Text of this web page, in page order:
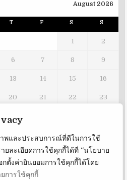
าพและประสบการณ์ที่ดีในการใช้
ยละเอียดการใช้คุกกี้ได้ที่ “นโยบาย
กตั้งค่ายินยอมการใช้คุกกี้ได้โดย
การใช้คุกกี้
August 2026
T F S S
1 2
6 7 8 9
13 14 15 16
20 21 22 23